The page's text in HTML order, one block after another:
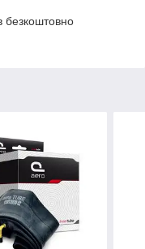
безкоштовно